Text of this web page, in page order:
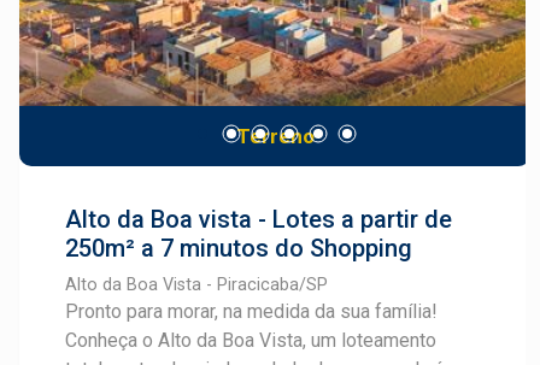
excelente oportunidade tanto para moradia
quanto para investimento. Se você procura um
local em desenvolvimento, com boa
infraestrutura e grande potencial de valorização,
o Recanto Campestre é a escolha certa.
Terreno
Alto da Boa vista - Lotes a partir de
250m² a 7 minutos do Shopping
Alto da Boa Vista - Piracicaba/SP
Pronto para morar, na medida da sua família!
Conheça o Alto da Boa Vista, um loteamento